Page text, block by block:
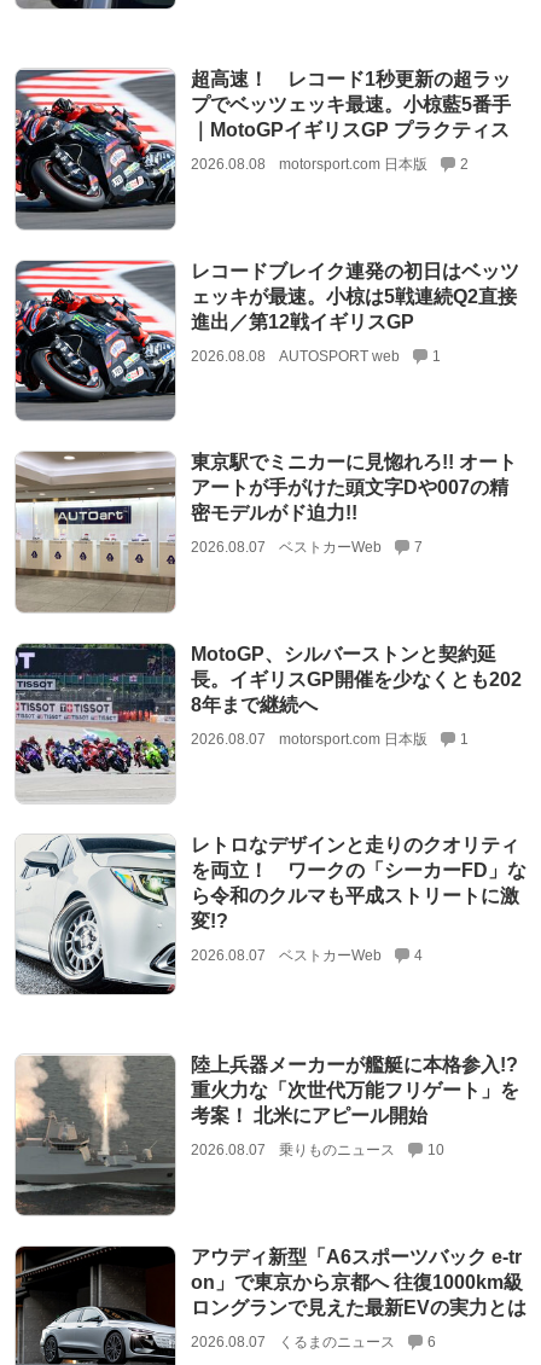
超高速！ レコード1秒更新の超ラッ
プでベッツェッキ最速。小椋藍5番手
｜MotoGPイギリスGP プラクティス
2026.08.08 motorsport.com 日本版 2
レコードブレイク連発の初日はベッツ
ェッキが最速。小椋は5戦連続Q2直接
進出／第12戦イギリスGP
2026.08.08 AUTOSPORT web 1
東京駅でミニカーに見惚れろ!! オート
アートが手がけた頭文字Dや007の精
密モデルがド迫力!!
2026.08.07 ベストカーWeb 7
MotoGP、シルバーストンと契約延
長。イギリスGP開催を少なくとも202
8年まで継続へ
2026.08.07 motorsport.com 日本版 1
レトロなデザインと走りのクオリティ
を両立！ ワークの「シーカーFD」な
ら令和のクルマも平成ストリートに激
変!?
2026.08.07 ベストカーWeb 4
陸上兵器メーカーが艦艇に本格参入!?
重火力な「次世代万能フリゲート」を
考案！ 北米にアピール開始
2026.08.07 乗りものニュース 10
アウディ新型「A6スポーツバック e-tr
on」で東京から京都へ 往復1000km級
ロングランで見えた最新EVの実力とは
2026.08.07 くるまのニュース 6